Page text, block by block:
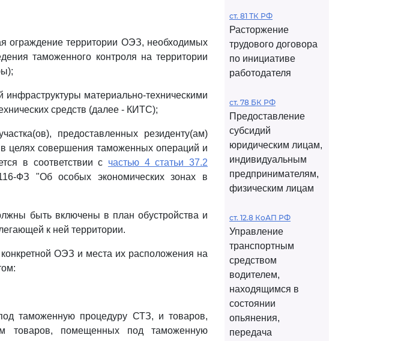
ограждение территории ОЭЗ, необходимых
таможенного контроля на территории
материально-техническими
средств (далее - КИТС);
предоставленных резиденту(ам)
целях совершения таможенных операций и
в соответствии с частью 4 статьи 37.2
ФЗ "Об особых экономических зонах в
быть включены в план обустройства и
к ней территории.
ОЭЗ и места их расположения на
таможенную процедуру СТЗ, и товаров,
товаров, помещенных под таможенную
ст. 81 ТК РФ
Расторжение
трудового договора
по инициативе
работодателя
ст. 78 БК РФ
Предоставление
субсидий
юридическим лицам,
индивидуальным
предпринимателям,
физическим лицам
ст. 12.8 КоАП РФ
Управление
транспортным
средством
водителем,
находящимся в
состоянии
опьянения,
передача